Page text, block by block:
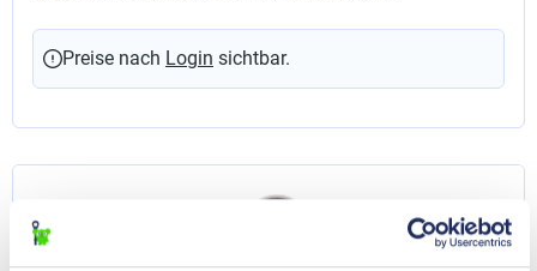
Querschnitte • Werkzeug für Linkshänder geeignet •
Gleichmäßiger 4-kant Päzisionscrimp über die gesamte
Teile sondervergütet
Preise nach Login sichtbar.